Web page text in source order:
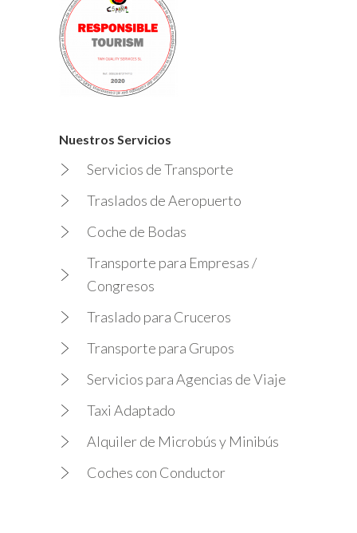
Nuestros Servicios
Servicios de Transporte
Traslados de Aeropuerto
Coche de Bodas
Transporte para Empresas /
Congresos
Traslado para Cruceros
Transporte para Grupos
Servicios para Agencias de Viaje
Taxi Adaptado
Alquiler de Microbús y Minibús
Coches con Conductor